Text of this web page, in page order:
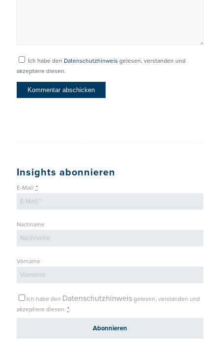
Ich habe den Datenschutzhinweis gelesen, verstanden und
akzeptiere diesen.
Insights abonnieren
E-Mail: *
Nachname
Vorname
Ich habe den Datenschutzhinweisgelesen, verstanden und
akzeptiere diesen. *